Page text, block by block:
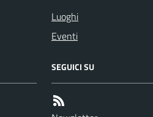
Luoghi
Eventi
SEGUICI SU